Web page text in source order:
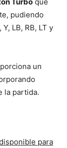
pudiendo
LB, RB, LT y
un
la partida.
para